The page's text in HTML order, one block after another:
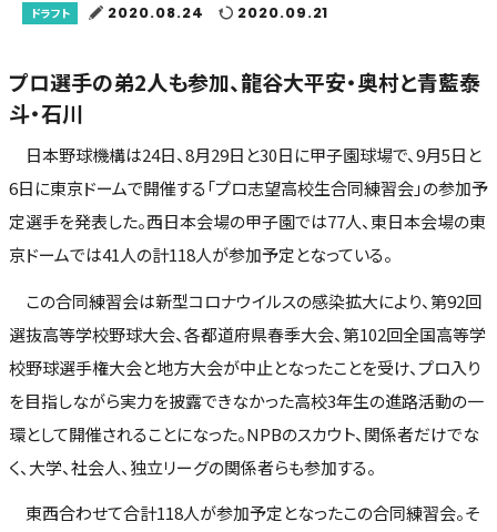
ドラフト 2020.08.24 2020.09.21
プロ選手の弟2人も参加、龍谷大平安・奥村と青藍泰
斗・石川
日本野球機構は24日、8月29日と30日に甲子園球場で、9月5日と
6日に東京ドームで開催する「プロ志望高校生合同練習会」の参加予
定選手を発表した。西日本会場の甲子園では77人、東日本会場の東
京ドームでは41人の計118人が参加予定となっている。
この合同練習会は新型コロナウイルスの感染拡大により、第92回
選抜高等学校野球大会、各都道府県春季大会、第102回全国高等学
校野球選手権大会と地方大会が中止となったことを受け、プロ入り
を目指しながら実力を披露できなかった高校3年生の進路活動の一
環として開催されることになった。NPBのスカウト、関係者だけでな
く、大学、社会人、独立リーグの関係者らも参加する。
東西合わせて合計118人が参加予定となったこの合同練習会。そ